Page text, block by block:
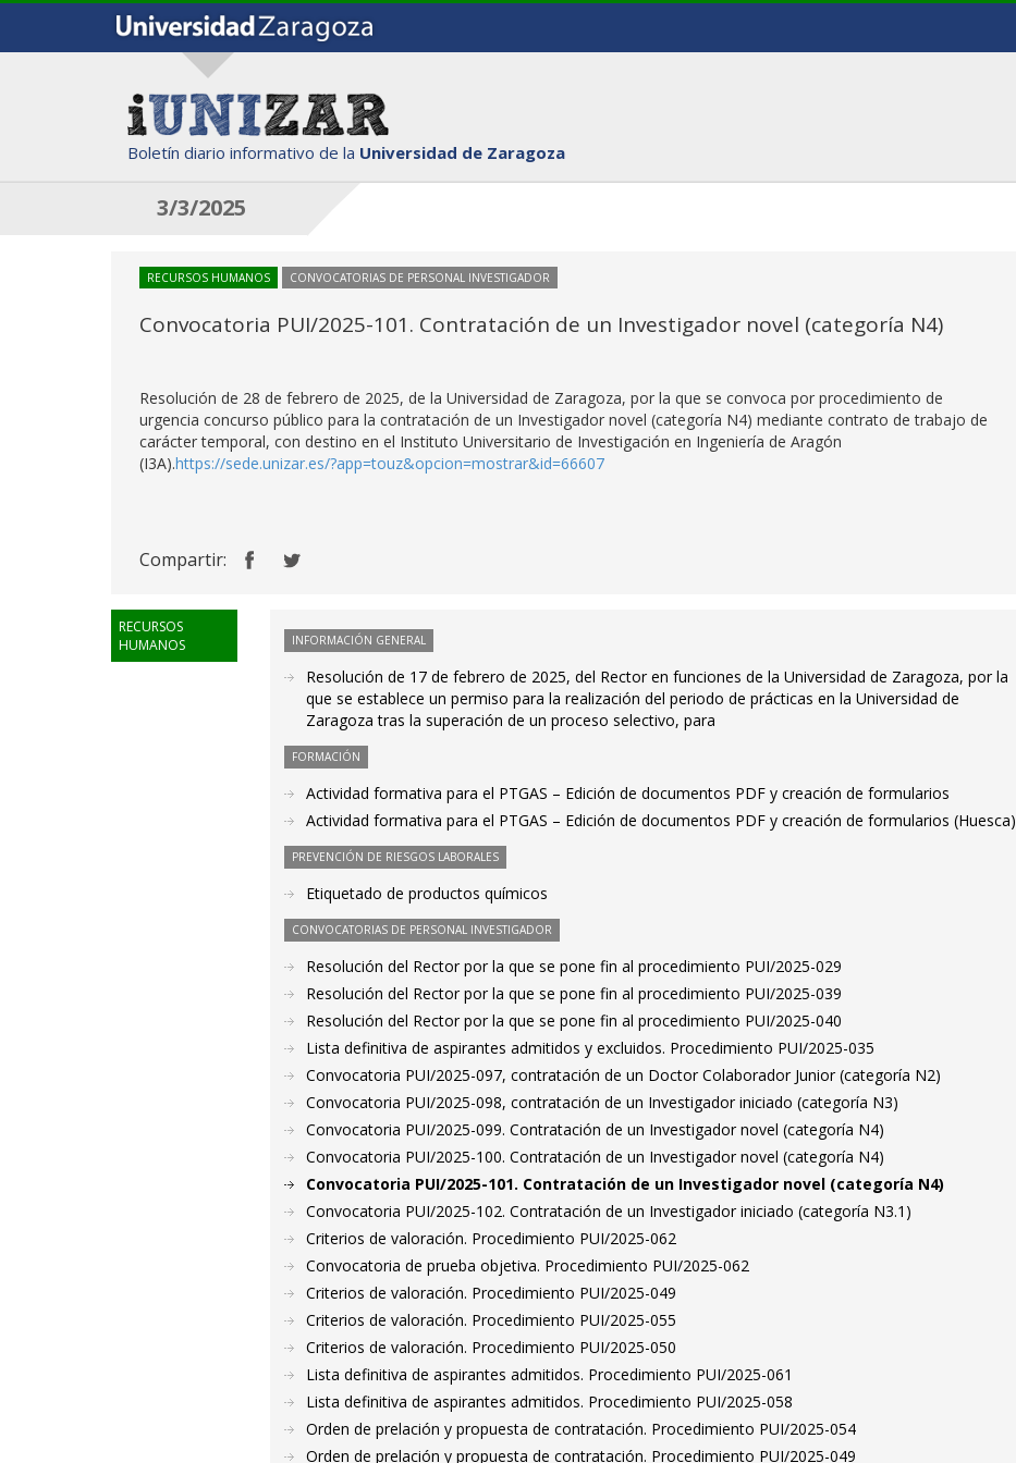
Boletín diario informativo de la Universidad de Zaragoza
3/3/2025
RECURSOS HUMANOS CONVOCATORIAS DE PERSONAL INVESTIGADOR
Convocatoria PUI/2025-101. Contratación de un Investigador novel (categoría N4)
Resolución de 28 de febrero de 2025, de la Universidad de Zaragoza, por la que se convoca por procedimiento de
urgencia concurso público para la contratación de un Investigador novel (categoría N4) mediante contrato de trabajo de
carácter temporal, con destino en el Instituto Universitario de Investigación en Ingeniería de Aragón
(I3A).https://sede.unizar.es/?app=touz&opcion=mostrar&id=66607
Compartir:
RECURSOS
HUMANOS
INFORMACIÓN GENERAL
Resolución de 17 de febrero de 2025, del Rector en funciones de la Universidad de Zaragoza, por la
que se establece un permiso para la realización del periodo de prácticas en la Universidad de
Zaragoza tras la superación de un proceso selectivo, para
FORMACIÓN
Actividad formativa para el PTGAS – Edición de documentos PDF y creación de formularios
Actividad formativa para el PTGAS – Edición de documentos PDF y creación de formularios (Huesca)
PREVENCIÓN DE RIESGOS LABORALES
Etiquetado de productos químicos
CONVOCATORIAS DE PERSONAL INVESTIGADOR
Resolución del Rector por la que se pone fin al procedimiento PUI/2025-029
Resolución del Rector por la que se pone fin al procedimiento PUI/2025-039
Resolución del Rector por la que se pone fin al procedimiento PUI/2025-040
Lista definitiva de aspirantes admitidos y excluidos. Procedimiento PUI/2025-035
Convocatoria PUI/2025-097, contratación de un Doctor Colaborador Junior (categoría N2)
Convocatoria PUI/2025-098, contratación de un Investigador iniciado (categoría N3)
Convocatoria PUI/2025-099. Contratación de un Investigador novel (categoría N4)
Convocatoria PUI/2025-100. Contratación de un Investigador novel (categoría N4)
Convocatoria PUI/2025-101. Contratación de un Investigador novel (categoría N4)
Convocatoria PUI/2025-102. Contratación de un Investigador iniciado (categoría N3.1)
Criterios de valoración. Procedimiento PUI/2025-062
Convocatoria de prueba objetiva. Procedimiento PUI/2025-062
Criterios de valoración. Procedimiento PUI/2025-049
Criterios de valoración. Procedimiento PUI/2025-055
Criterios de valoración. Procedimiento PUI/2025-050
Lista definitiva de aspirantes admitidos. Procedimiento PUI/2025-061
Lista definitiva de aspirantes admitidos. Procedimiento PUI/2025-058
Orden de prelación y propuesta de contratación. Procedimiento PUI/2025-054
Orden de prelación y propuesta de contratación. Procedimiento PUI/2025-049